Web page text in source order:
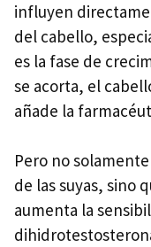
influyen
del cabello,
es la fase de
se acorta, el
añade la
Pero no
de las suyas, sino
aumenta la